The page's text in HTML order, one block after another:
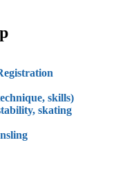
skills)
skating